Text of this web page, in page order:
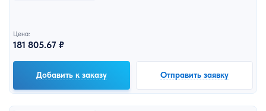
Цена:
181 805.67 ₽
Добавить к заказу Отправить заявку